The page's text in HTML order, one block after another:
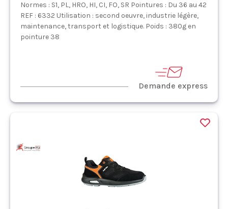
Normes : S1, PL, HRO, HI, CI, FO, SR Pointures : Du 36 au 42
REF : 6332 Utilisation : second oeuvre, industrie légère,
maintenance, transport et logistique. Poids : 380g en
pointure 38
Demande express